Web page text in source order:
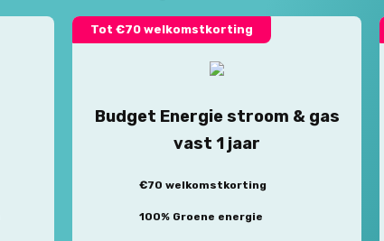
Tot €70 welkomstkorting
Budget Energie stroom & gas
vast 1 jaar
€70 welkomstkorting
100% Groene energie